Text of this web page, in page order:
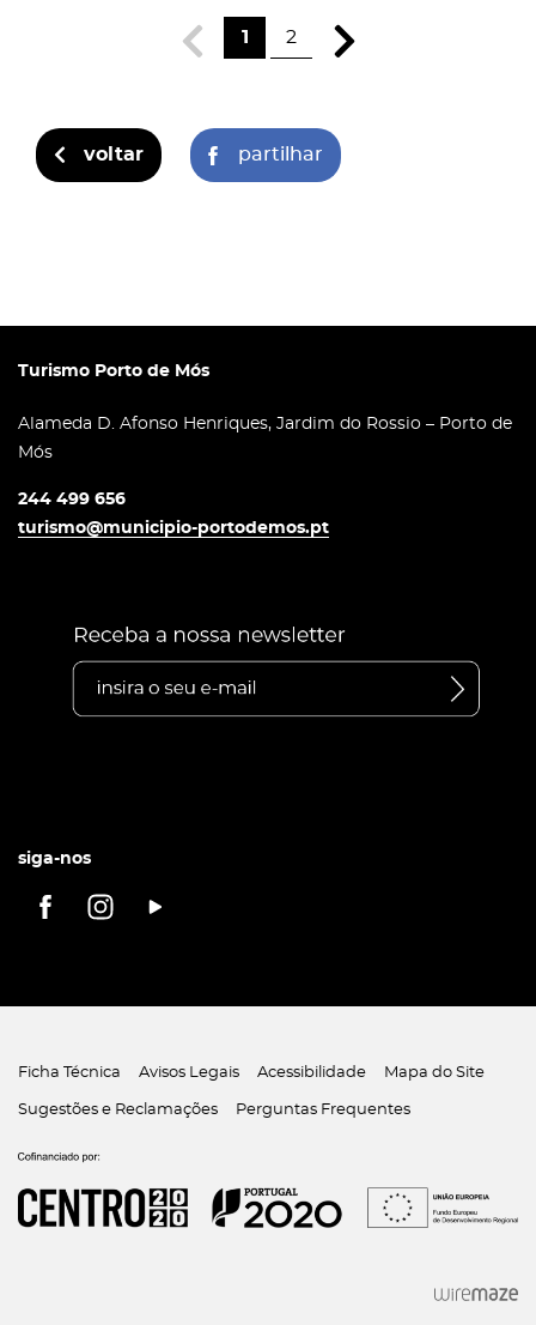
1 2
voltar partilhar
Turismo Porto de Mós
Alameda D. Afonso Henriques, Jardim do Rossio – Porto de
Mós
244 499 656
turismo@municipio-portodemos.pt
siga-nos
Ficha Técnica Avisos Legais Acessibilidade Mapa do Site
Sugestões e Reclamações Perguntas Frequentes